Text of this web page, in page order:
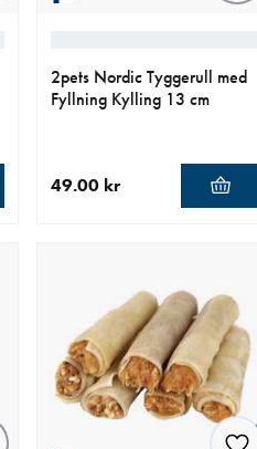
2pets Nordic Tyggerull med
Fyllning Kylling 13 cm
49.00 kr